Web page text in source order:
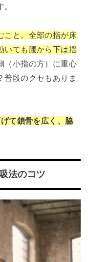
こと。全部の指が床
いても腰から下は揺
（小指の方）に重心
普段のクセもありま
て鎖骨を広く、脇
法のコツ